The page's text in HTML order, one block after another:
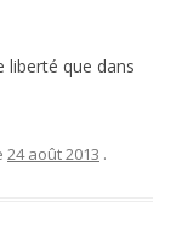
liberté que dans
24 août 2013 .